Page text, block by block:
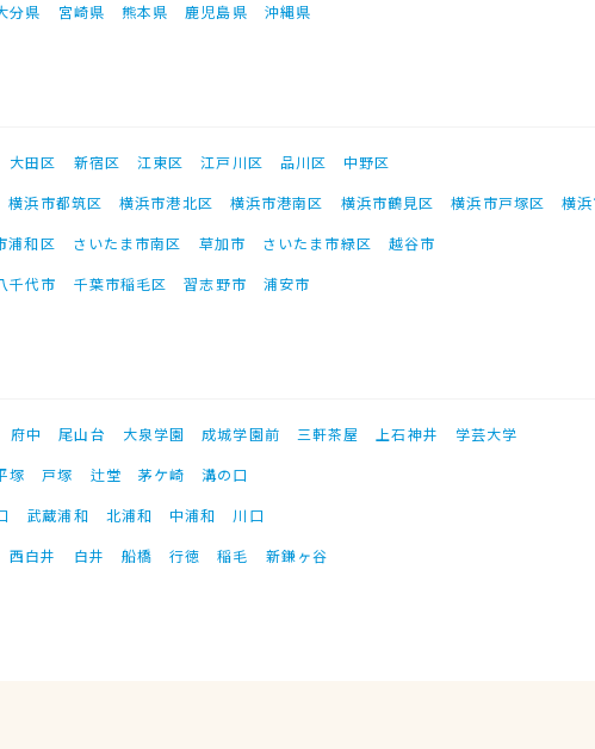
分県 宮崎県 熊本県 鹿児島県 沖縄県
大田区 新宿区 江東区 江戸川区 品川区
中野区
横浜市都筑区 横浜市港北区 横浜市港南区 横浜市鶴見区 横浜市戸塚区
横
浦和区 さいたま市南区 草加市 さいたま市緑区
越谷市
千代市 千葉市稲毛区 習志野市 浦安市
府中 尾山台 大泉学園 成城学園前 三軒茶屋 上石神井
学芸大学
塚 戸塚 辻堂 茅ケ崎
溝の口
武蔵浦和 北浦和 中浦和
川口
西白井 白井 船橋 行徳 稲毛 新鎌ヶ谷